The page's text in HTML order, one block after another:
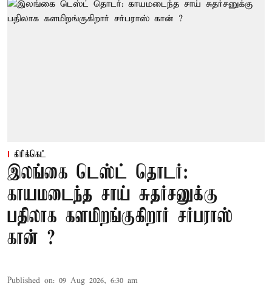
கிரிக்கெட்
இலங்கை டெஸ்ட் தொடர்:
காயமடைந்த சாய் சுதர்சனுக்கு
பதிலாக களமிறங்குகிறார் சர்பராஸ்
கான் ?
Published on: 09 Aug 2026, 6:30 am